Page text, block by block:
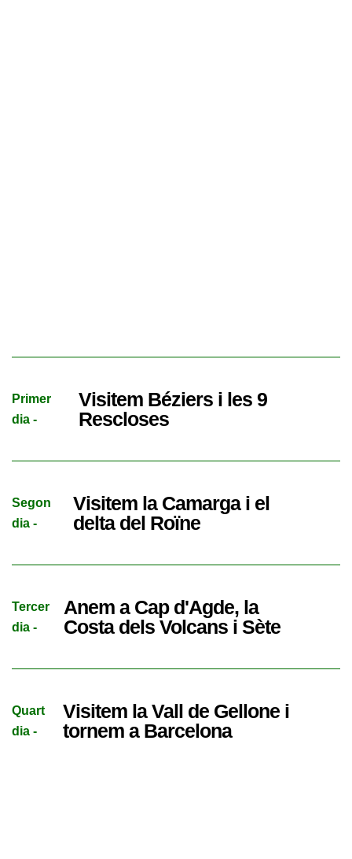
Primer
dia -
Visitem Béziers i les 9
Rescloses
Segon
dia -
Visitem la Camarga i el
delta del Roïne
Tercer
dia -
Anem a Cap d'Agde, la
Costa dels Volcans i Sète
Quart
dia -
Visitem la Vall de Gellone i
tornem a Barcelona